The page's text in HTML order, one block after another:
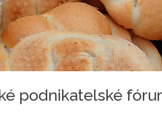
podnikatelské